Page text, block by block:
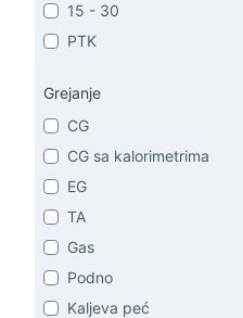
15 - 30
PTK
Grejanje
CG
CG sa kalorimetrima
EG
TA
Gas
Podno
Kaljeva peć